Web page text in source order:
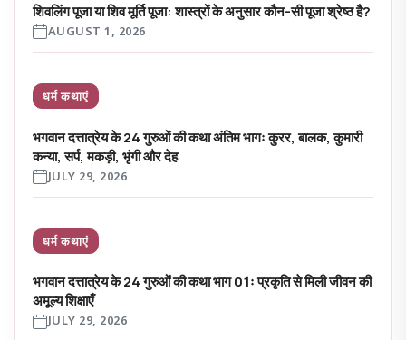
शिवलिंग पूजा या शिव मूर्ति पूजा: शास्त्रों के अनुसार कौन-सी पूजा श्रेष्ठ है?
AUGUST 1, 2026
धर्म कथाएं
भगवान दत्तात्रेय के 24 गुरुओं की कथा अंतिम भागः कुरर, बालक, कुमारी
कन्या, सर्प, मकड़ी, भृंगी और देह
JULY 29, 2026
धर्म कथाएं
भगवान दत्तात्रेय के 24 गुरुओं की कथा भाग 01ः प्रकृति से मिली जीवन की
अमूल्य शिक्षाएँ
JULY 29, 2026